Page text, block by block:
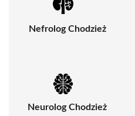
Nefrolog Chodzież
Neurolog Chodzież